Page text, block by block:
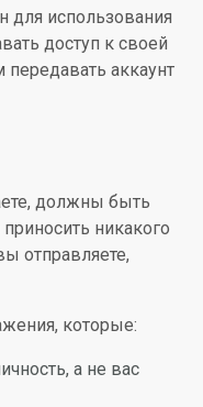
использования
доступ к своей
аккаунт
должны быть
никакого
отправляете,
которые:
а не вас